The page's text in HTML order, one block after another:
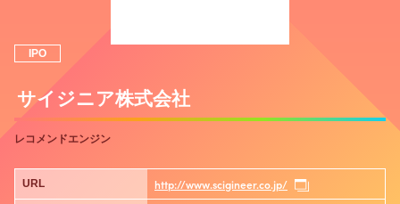
IPO
サイジニア株式会社
レコメンドエンジン
URL http://www.scigineer.co.jp/